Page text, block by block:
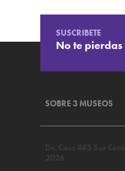
SUSCRIBETE
No te
SOBRE 3 MUSEOS